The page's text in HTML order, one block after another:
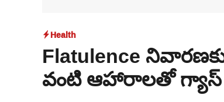
Health
Flatulence
వంటి ఆహారాలతో గ్యాస్